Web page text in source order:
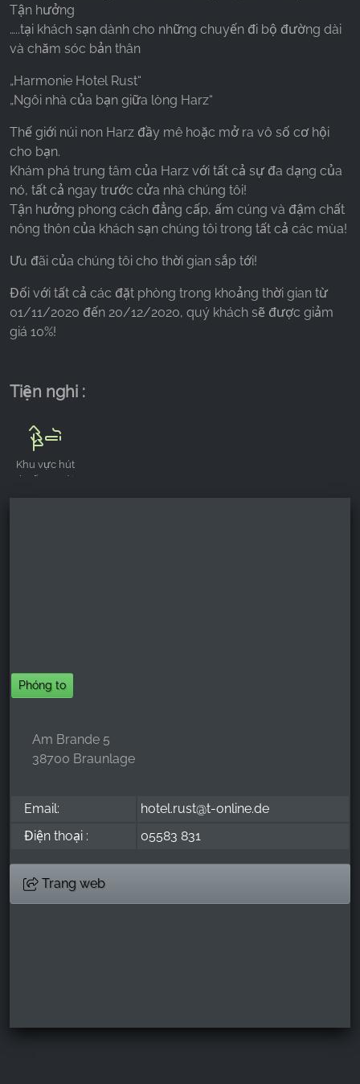
Tận hưởng
…..tại khách sạn dành cho những chuyến đi bộ đường dài
và chăm sóc bản thân
„Harmonie Hotel Rust“
„Ngôi nhà của bạn giữa lòng Harz“
Thế giới núi non Harz đầy mê hoặc mở ra vô số cơ hội
cho bạn.
Khám phá trung tâm của Harz với tất cả sự đa dạng của
nó, tất cả ngay trước cửa nhà chúng tôi!
Tận hưởng phong cách đẳng cấp, ấm cúng và đậm chất
nông thôn của khách sạn chúng tôi trong tất cả các mùa!
Ưu đãi của chúng tôi cho thời gian sắp tới!
Đối với tất cả các đặt phòng trong khoảng thời gian từ
01/11/2020 đến 20/12/2020, quý khách sẽ được giảm
giá 10%!
Tiện nghi :
Khu vực hút
thuốc ngoài
Phóng to
Am Brande 5
38700 Braunlage
Email:
hotel.rust@t-online.de
Điện thoại :
05583 831
Trang web